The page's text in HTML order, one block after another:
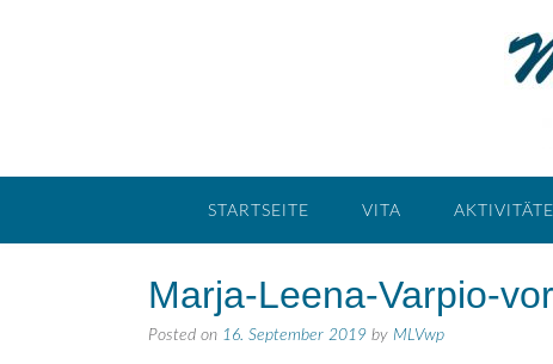
STARTSEITE VITA
Marja-Leena-Varpio-
Posted on 16. September 2019 by MLVwp